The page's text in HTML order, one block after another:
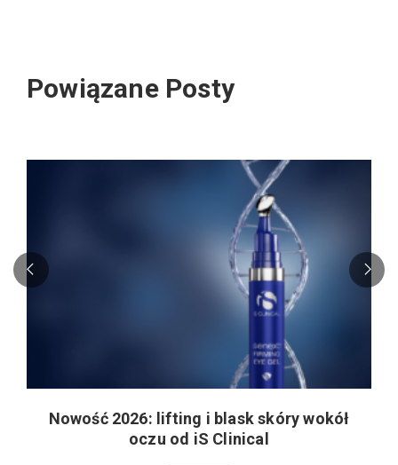
Powiązane Posty
Nowość 2026: lifting i blask skóry wokół
oczu od iS Clinical